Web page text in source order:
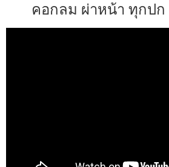
คอกลม ผ่าหน้า ทุกปก